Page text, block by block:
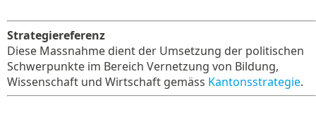
Strategiereferenz
Diese Massnahme dient der Umsetzung der politischen
Schwerpunkte im Bereich Vernetzung von Bildung,
Wissenschaft und Wirtschaft gemäss Kantonsstrategie.